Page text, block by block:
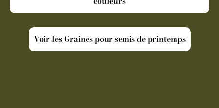
Voir les Graines pour semis de printemps